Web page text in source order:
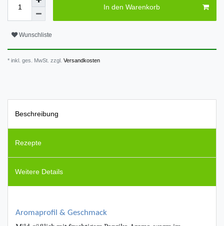
In den Warenkorb
Wunschliste
* inkl. ges. MwSt. zzgl. Versandkosten
Beschreibung
Rezepte
Weitere Details
Aromaprofil & Geschmack